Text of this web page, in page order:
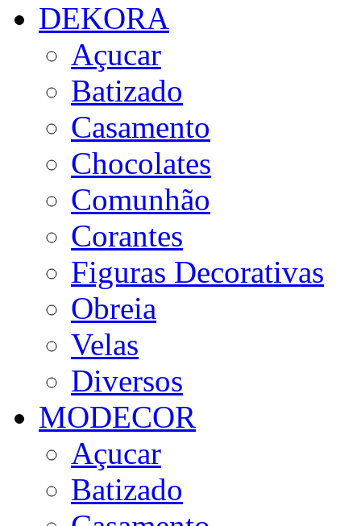
DEKORA
Açucar
Batizado
Casamento
Chocolates
Comunhão
Corantes
Figuras Decorativas
Obreia
Velas
Diversos
MODECOR
Açucar
Batizado